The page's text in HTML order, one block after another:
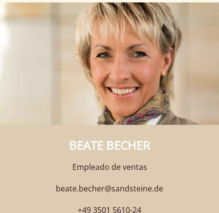
BEATE BECHER
Empleado de ventas
beate.becher@sandsteine.de
+49 3501 5610-24